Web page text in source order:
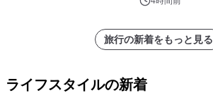
旅行の新着をもっと見る
ライフスタイルの新着